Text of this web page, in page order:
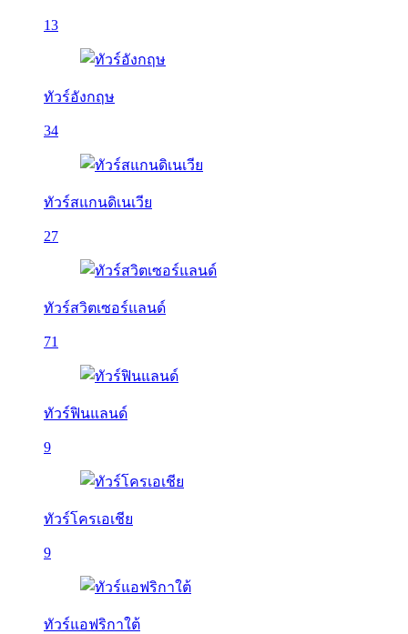
13
ทัวร์อังกฤษ
34
ทัวร์สแกนดิเนเวีย
27
ทัวร์สวิตเซอร์แลนด์
71
ทัวร์ฟินแลนด์
9
ทัวร์โครเอเชีย
9
ทัวร์แอฟริกาใต้